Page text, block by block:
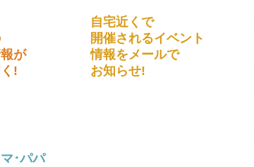
が
!
自宅近くで
開催されるイベント
情報をメールで
お知らせ!
･パパ